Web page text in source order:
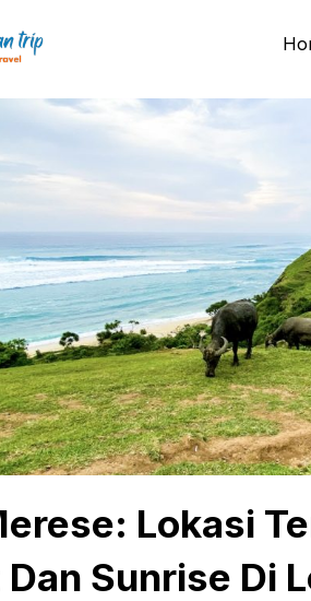
Lokasi
Sunrise Di